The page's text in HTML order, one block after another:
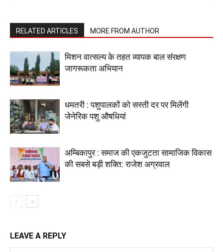
RELATED ARTICLES MORE FROM AUTHOR
मिशन वात्सल्य के तहत व्यापक बाल संरक्षण
जागरूकता अभियान
धमतरी : पशुपालकों को सस्ती दर पर मिलेंगी
जेनेरिक पशु औषधियां
अम्बिकापुर : समाज की एकजुटता सामाजिक विकास
की सबसे बड़ी शक्ति: राजेश अग्रवाल
LEAVE A REPLY